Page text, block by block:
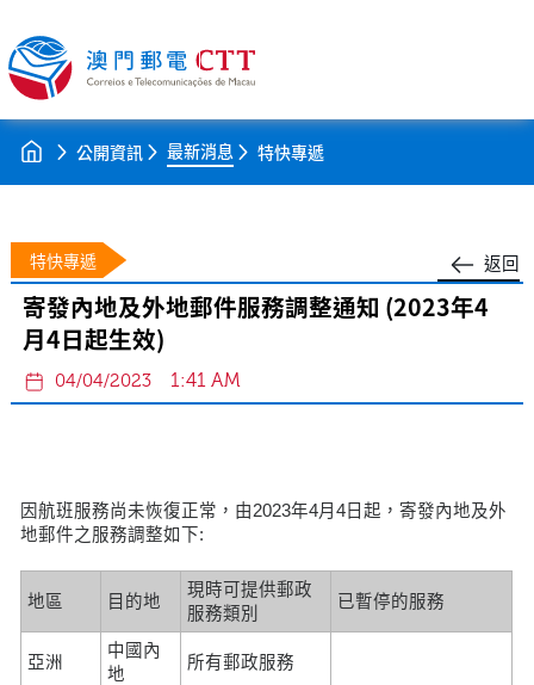
公開資訊 最新消息 特快專遞
返回
特快專遞
寄發內地及外地郵件服務調整通知 (2023年4
月4日起生效)
04/04/2023 1:41 AM
因航班服務尚未恢復正常，由2023年4月4日起，寄發內地及外
地郵件之服務調整如下:
地區 目的地
現時可提供郵政
服務類別
已暫停的服務
亞洲
中國內
地
所有郵政服務